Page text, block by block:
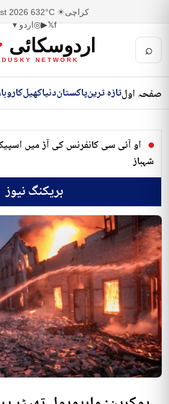
کراچی☀ 32°C
6 August 2026
f
𝕏
▶
◎اردو ▾
⌕ اردوسکائی
NETWORK
صفحہ اولتازہ ترینپاکستاندنیاکھیل
او آئی سی کانفرنس کی آڑ میں
شہباز
بریکنگ نیوز